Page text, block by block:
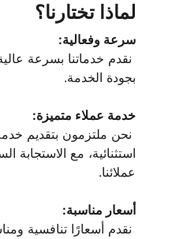
لماذا تختارنا؟
سرعة وفعالية:
نقدم خدماتنا بسرعة
بجودة الخدمة.
خدمة عملاء متميزة:
نحن ملتزمون بتقديم
استثنائية، مع الاستجابة
عملائنا.
أسعار مناسبة:
نقدم أسعارًا تنافسية